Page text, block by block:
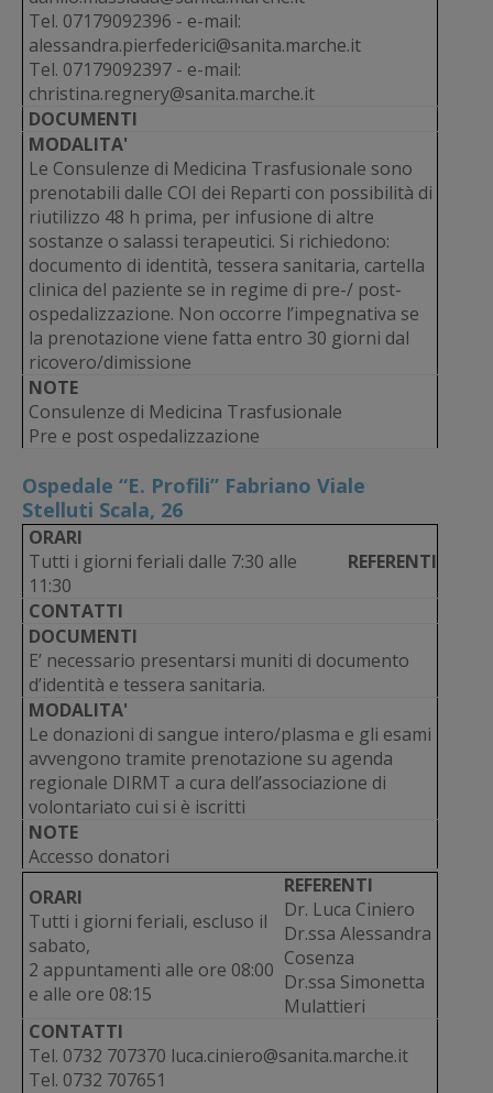
Tel. 07179092396 - e-mail:
alessandra.pierfederici@sanita.marche.it
Tel. 07179092397 - e-mail:
christina.regnery@sanita.marche.it
DOCUMENTI
MODALITA'
Le Consulenze di Medicina Trasfusionale sono
prenotabili dalle COI dei Reparti con possibilità di
riutilizzo 48 h prima, per infusione di altre
sostanze o salassi terapeutici. Si richiedono:
documento di identità, tessera sanitaria, cartella
clinica del paziente se in regime di pre-/ post-
ospedalizzazione. Non occorre l’impegnativa se
la prenotazione viene fatta entro 30 giorni dal
ricovero/dimissione
NOTE
Consulenze di Medicina Trasfusionale
Pre e post ospedalizzazione
Ospedale “E. Profili” Fabriano Viale
Stelluti Scala, 26
ORARI
Tutti i giorni feriali dalle 7:30 alle
11:30
REFERENTI
CONTATTI
DOCUMENTI
E’ necessario presentarsi muniti di documento
d’identità e tessera sanitaria.
MODALITA'
Le donazioni di sangue intero/plasma e gli esami
avvengono tramite prenotazione su agenda
regionale DIRMT a cura dell’associazione di
volontariato cui si è iscritti
NOTE
Accesso donatori
ORARI
Tutti i giorni feriali, escluso il
sabato,
2 appuntamenti alle ore 08:00
e alle ore 08:15
REFERENTI
Dr. Luca Ciniero
Dr.ssa Alessandra
Cosenza
Dr.ssa Simonetta
Mulattieri
CONTATTI
Tel. 0732 707370 luca.ciniero@sanita.marche.it
Tel. 0732 707651